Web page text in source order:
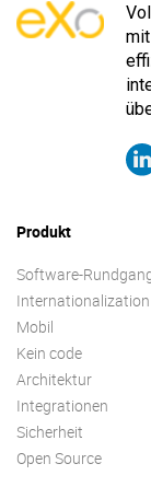
Produkt
Software-
Internationalization
Mobil
Kein code
Architektur
Integrationen
Sicherheit
Open Source